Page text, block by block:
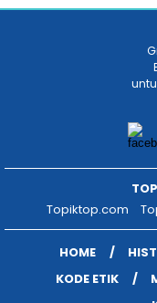
Topiktop.com
HOME
KODE ETIK